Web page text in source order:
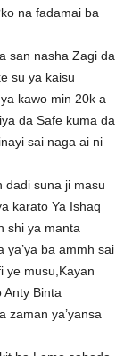
na fadamai ba
san nasha Zagi da
su ya kaisu
kawo min 20k a
da Safe kuma da
sai naga ai ni
dadi suna ji masu
karato Ya Ishaq
shi ya manta
ba ammh sai
ye musu,Kayan
Anty Binta
zaman ya’yansa